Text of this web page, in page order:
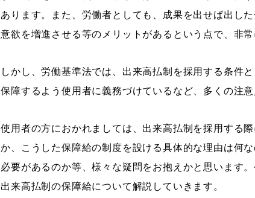
あります。また、労働者としても、成果を出せば出し
意欲を増進させる等のメリットがあるという点で、非
しかし、労働基準法では、出来高払制を採用する条件
保障するよう使用者に義務づけているなど、多くの注意
使用者の方におかれましては、出来高払制を採用する
か、こうした保障給の制度を設ける具体的な理由は何
必要があるのか等、様々な疑問をお抱えかと思います
出来高払制の保障給について解説していきます。